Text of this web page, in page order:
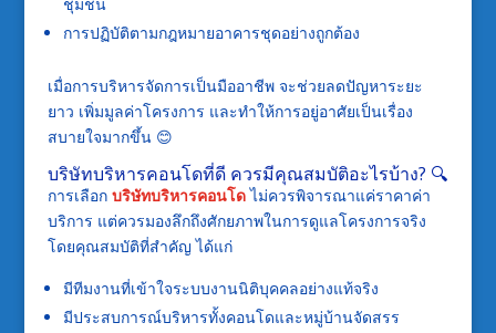
การปฏิบัติตามกฎหมายอาคารชุดอย่างถูกต้อง
เมื่อการบริหารจัดการเป็นมืออาชีพ จะช่วยลดปัญหาระยะ
ยาว เพิ่มมูลค่าโครงการ และทำให้การอยู่อาศัยเป็นเรื่อง
สบายใจมากขึ้น 😊
บริษัทบริหารคอนโดที่ดี ควรมีคุณสมบัติอะไรบ้าง? 🔍
การเลือก บริษัทบริหารคอนโดไม่ควรพิจารณาแค่ราคาค่า
บริการ แต่ควรมองลึกถึงศักยภาพในการดูแลโครงการจริง
โดยคุณสมบัติที่สำคัญ ได้แก่
มีทีมงานที่เข้าใจระบบงานนิติบุคคลอย่างแท้จริง
มีประสบการณ์บริหารทั้งคอนโดและหมู่บ้านจัดสรร